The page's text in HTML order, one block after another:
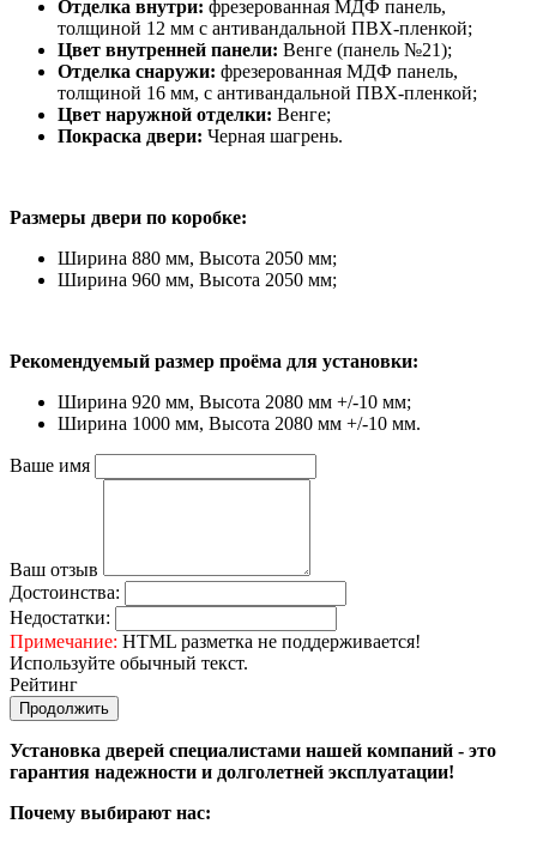
Отделка внутри: фрезерованная МДФ панель,
толщиной 12 мм с антивандальной ПВХ-пленкой;
Цвет внутренней панели: Венге (панель №21);
Отделка снаружи: фрезерованная МДФ панель,
толщиной 16 мм, с антивандальной ПВХ-пленкой;
Цвет наружной отделки: Венге;
Покраска двери: Черная шагрень.
Размеры двери по коробке:
Ширина 880 мм, Высота 2050 мм;
Ширина 960 мм, Высота 2050 мм;
Рекомендуемый размер проёма для установки:
Ширина 920 мм, Высота 2080 мм +/-10 мм;
Ширина 1000 мм, Высота 2080 мм +/-10 мм.
Ваше имя
Ваш отзыв
Достоинства:
Недостатки:
Примечание: HTML разметка не поддерживается!
Используйте обычный текст.
Рейтинг
Продолжить
Установка дверей специалистами нашей компаний - это
гарантия надежности и долголетней эксплуатации!
Почему выбирают нас: